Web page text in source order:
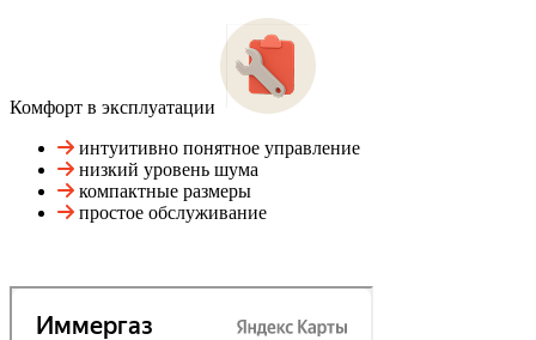
Комфорт в эксплуатации
интуитивно понятное управление
низкий уровень шума
компактные размеры
простое обслуживание